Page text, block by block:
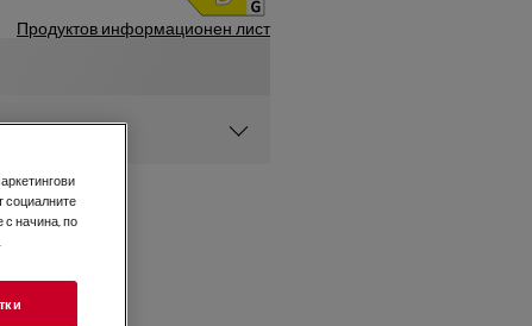
Продуктов информационен лист
AEG
социалните
с начина, по